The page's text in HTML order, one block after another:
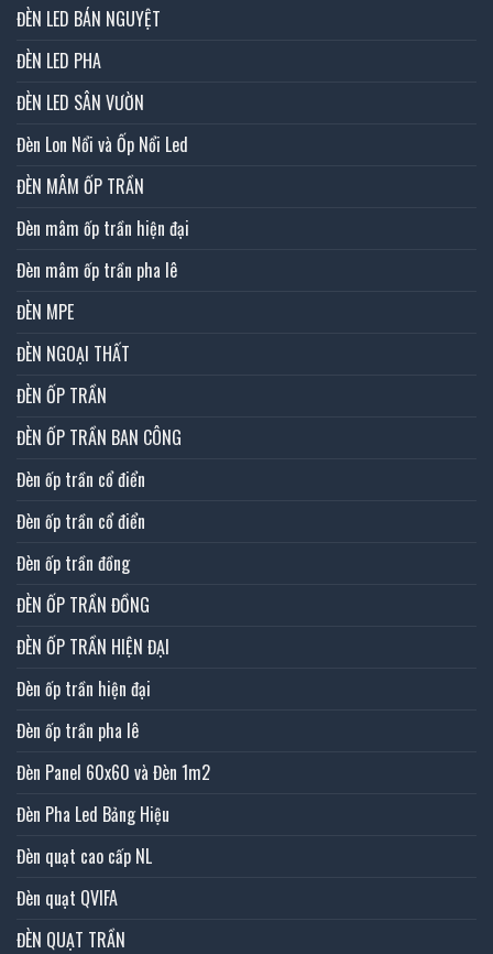
ĐÈN LED BÁN NGUYỆT
ĐÈN LED PHA
ĐÈN LED SÂN VƯỜN
Đèn Lon Nổi và Ốp Nổi Led
ĐÈN MÂM ỐP TRẦN
Đèn mâm ốp trần hiện đại
Đèn mâm ốp trần pha lê
ĐÈN MPE
ĐÈN NGOẠI THẤT
ĐÈN ỐP TRẦN
ĐÈN ỐP TRẦN BAN CÔNG
Đèn ốp trần cổ điển
Đèn ốp trần cổ điển
Đèn ốp trần đồng
ĐÈN ỐP TRẦN ĐỒNG
ĐÈN ỐP TRẦN HIỆN ĐẠI
Đèn ốp trần hiện đại
Đèn ốp trần pha lê
Đèn Panel 60x60 và Đèn 1m2
Đèn Pha Led Bảng Hiệu
Đèn quạt cao cấp NL
Đèn quạt QVIFA
ĐÈN QUẠT TRẦN